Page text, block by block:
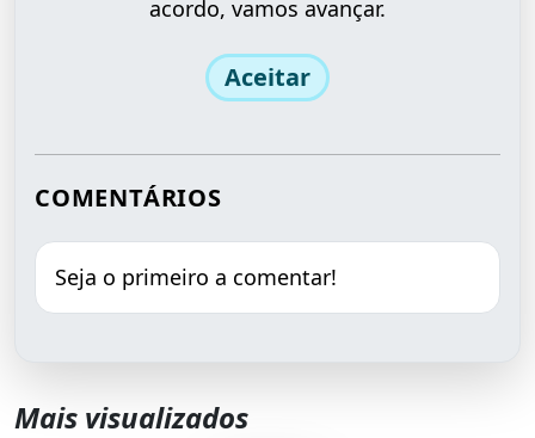
acordo, vamos avançar.
Aceitar
COMENTÁRIOS
Seja o primeiro a comentar!
Mais visualizados